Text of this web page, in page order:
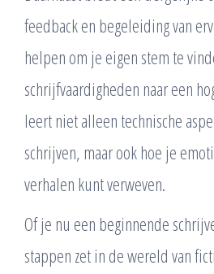
feedback en begeleiding van
helpen om je eigen stem te
schrijfvaardigheden naar een
leert niet alleen technische
schrijven, maar ook hoe je
verhalen kunt verweven.
Of je nu een beginnende
stappen zet in de wereld van